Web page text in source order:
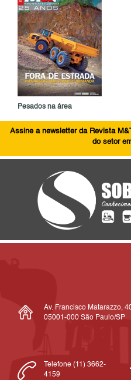
Pesados na área
Assine a newsletter da Revista
do setor
Av. Francisco Matarazzo,
05001-000 São Paulo/SP
Telefone (11) 3662-
4159